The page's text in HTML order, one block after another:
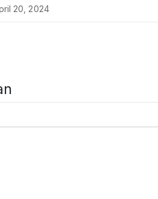
20, 2024